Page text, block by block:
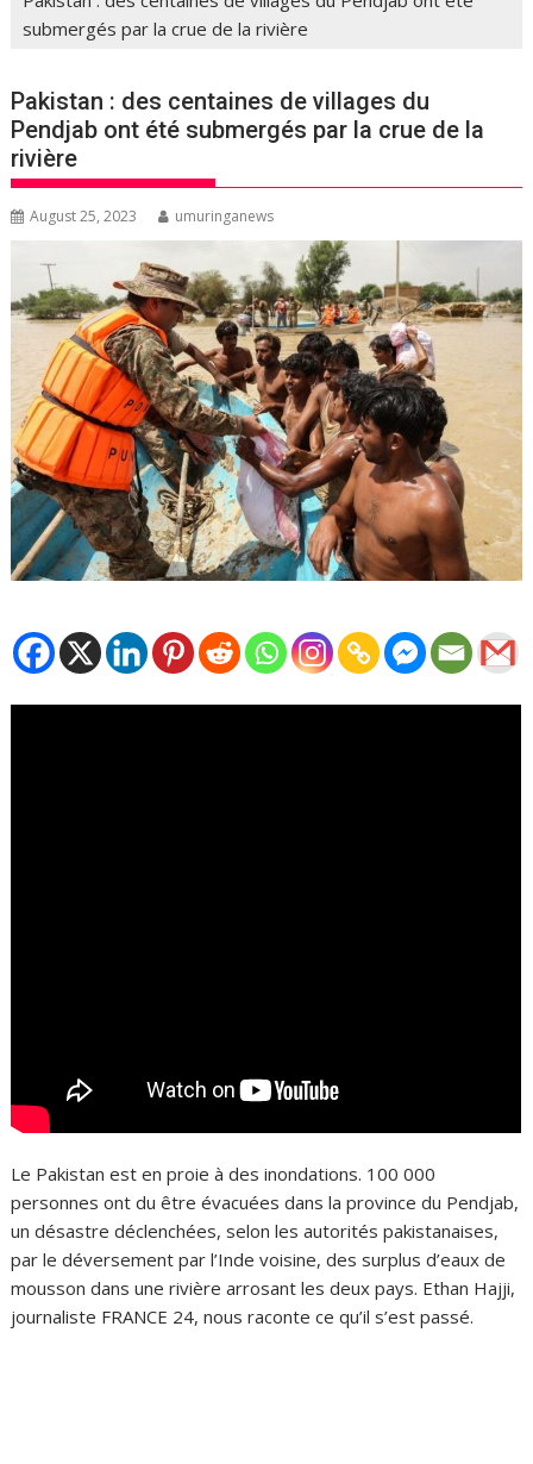
submergés par la crue de la rivière
Pakistan : des centaines de villages du
Pendjab ont été submergés par la crue de la
rivière
August 25, 2023 umuringanews
Le Pakistan est en proie à des inondations. 100 000
personnes ont du être évacuées dans la province du Pendjab,
un désastre déclenchées, selon les autorités pakistanaises,
par le déversement par l’Inde voisine, des surplus d’eaux de
mousson dans une rivière arrosant les deux pays. Ethan Hajji,
journaliste FRANCE 24, nous raconte ce qu’il s’est passé.